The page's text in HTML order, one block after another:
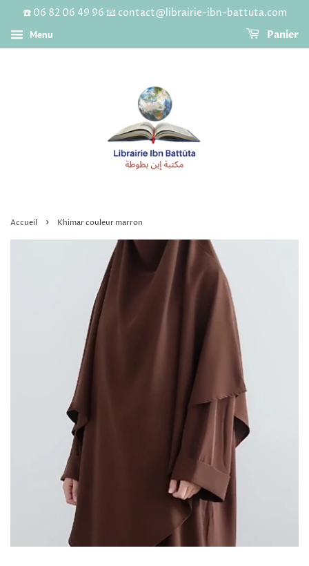
☎️ 06 82 06 49 96 📧 contact@librairie-ibn-battuta.com
Menu Panier
Accueil › Khimar couleur marron